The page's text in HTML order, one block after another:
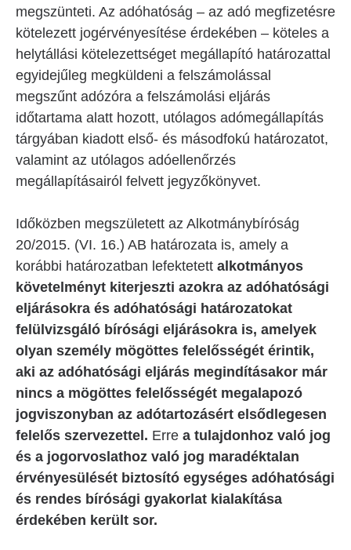
megszünteti. Az adóhatóság – az adó megfizetésre
kötelezett jogérvényesítése érdekében – köteles a
helytállási kötelezettséget megállapító határozattal
egyidejűleg megküldeni a felszámolással
megszűnt adózóra a felszámolási eljárás
időtartama alatt hozott, utólagos adómegállapítás
tárgyában kiadott első- és másodfokú határozatot,
valamint az utólagos adóellenőrzés
megállapításairól felvett jegyzőkönyvet.
Időközben megszületett az Alkotmánybíróság
20/2015. (VI. 16.) AB határozata is, amely a
korábbi határozatban lefektetett alkotmányos
követelményt kiterjeszti azokra az adóhatósági
eljárásokra és adóhatósági határozatokat
felülvizsgáló bírósági eljárásokra is, amelyek
olyan személy mögöttes felelősségét érintik,
aki az adóhatósági eljárás megindításakor már
nincs a mögöttes felelősségét megalapozó
jogviszonyban az adótartozásért elsődlegesen
felelős szervezettel. Erre a tulajdonhoz való jog
és a jogorvoslathoz való jog maradéktalan
érvényesülését biztosító egységes adóhatósági
és rendes bírósági gyakorlat kialakítása
érdekében került sor.